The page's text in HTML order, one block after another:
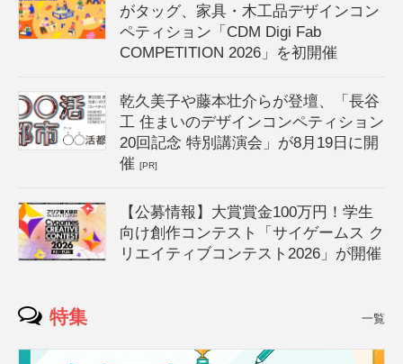
がタッグ、家具・木工品デザインコン
ペティション「CDM Digi Fab
COMPETITION 2026」を初開催
乾久美子や藤本壮介らが登壇、「長谷
工 住まいのデザインコンペティション
20回記念 特別講演会」が8月19日に開
催[PR]
【公募情報】大賞賞金100万円！学生
向け創作コンテスト「サイゲームス ク
リエイティブコンテスト2026」が開催
特集 一覧